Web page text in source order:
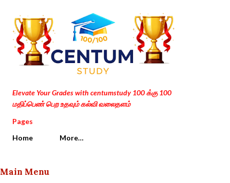
Skip to main content
Elevate Your Grades with centumstudy 100 க்கு 100
மதிப்பெண் பெற உதவும் கல்வி வலைதளம்
Pages
Home
More…
Main Menu